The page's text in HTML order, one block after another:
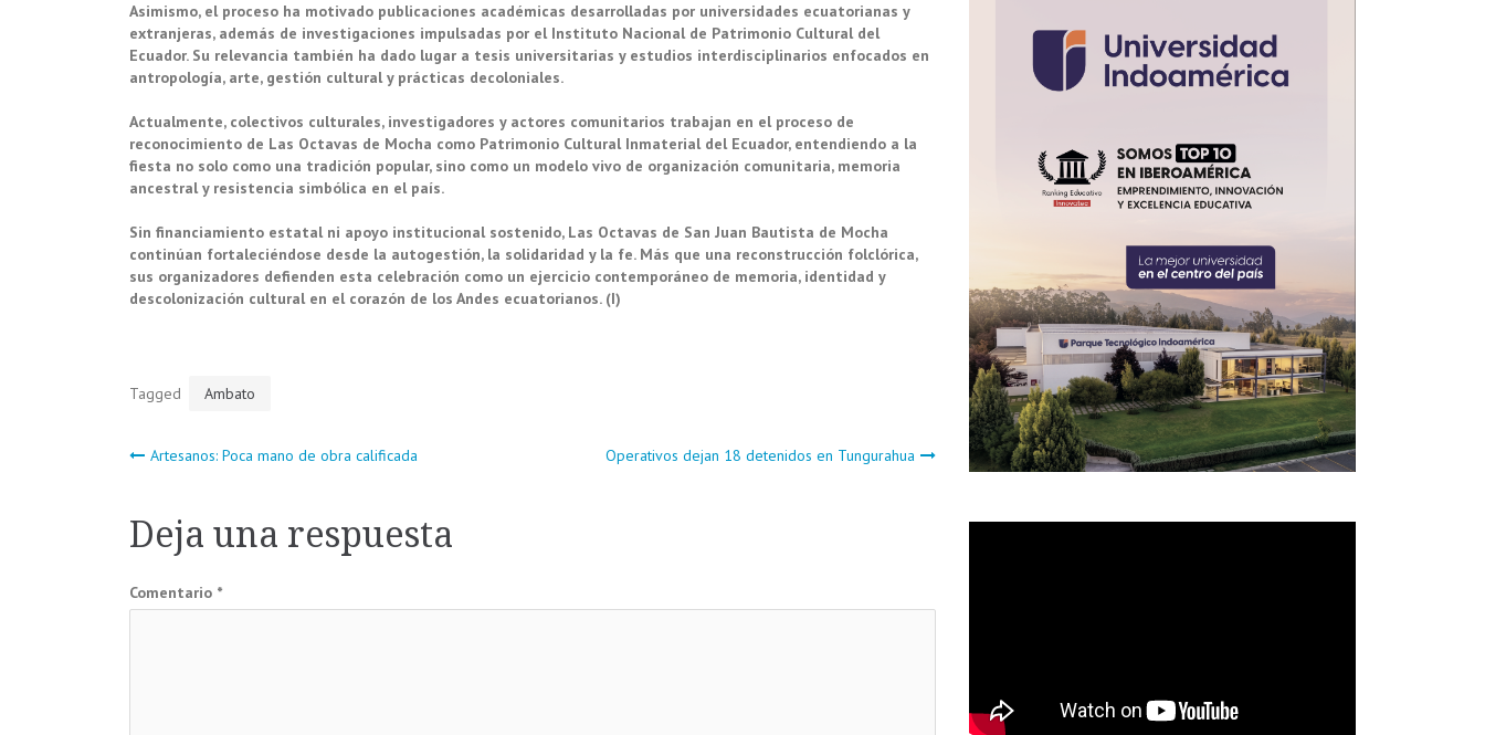
Asimismo, el proceso ha motivado publicaciones académicas desarrolladas por universidades ecuatorianas y
extranjeras, además de investigaciones impulsadas por el Instituto Nacional de Patrimonio Cultural del
Ecuador. Su relevancia también ha dado lugar a tesis universitarias y estudios interdisciplinarios enfocados en
antropología, arte, gestión cultural y prácticas decoloniales.
Actualmente, colectivos culturales, investigadores y actores comunitarios trabajan en el proceso de
reconocimiento de Las Octavas de Mocha como Patrimonio Cultural Inmaterial del Ecuador, entendiendo a la
fiesta no solo como una tradición popular, sino como un modelo vivo de organización comunitaria, memoria
ancestral y resistencia simbólica en el país.
Sin financiamiento estatal ni apoyo institucional sostenido, Las Octavas de San Juan Bautista de Mocha
continúan fortaleciéndose desde la autogestión, la solidaridad y la fe. Más que una reconstrucción folclórica,
sus organizadores defienden esta celebración como un ejercicio contemporáneo de memoria, identidad y
descolonización cultural en el corazón de los Andes ecuatorianos. (I)
Tagged Ambato
Navegación
de
entradas
Artesanos: Poca mano de obra calificada Operativos dejan 18 detenidos en Tungurahua
Deja una respuesta
Comentario *